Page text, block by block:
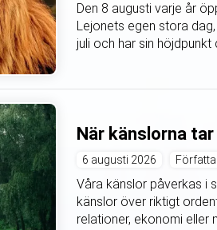
Den 8 augusti varje år
Lejonets egen stora
juli och har sin
När känslorna
6 augusti 2026
Våra känslor påverkas i
känslor över riktigt
relationer, ekonomi eller